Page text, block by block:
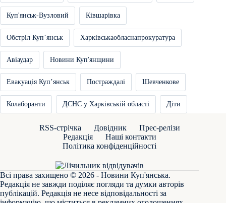
Куп'янськ-Вузловий Ківшарівка
Обстріл Купʼянськ Харківськаобласнапрокуратура
Авіаудар Новини Куп'янщини
Евакуація Купʼянськ Постраждалі Шевченкове
Колаборанти ДСНС у Харківській області Діти
RSS-стрічка Довідник
Прес-релізи
Редакція
Наші контакти
Політика конфіденційності
Всі права захищено © 2026 - Новини Куп'янська.
Редакція не завжди поділяє погляди та думки авторів
публікацій. Редакція не несе відповідальності за